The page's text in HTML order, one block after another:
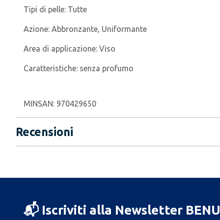
Tipi di pelle: Tutte
Azione: Abbronzante, Uniformante
Area di applicazione: Viso
Caratteristiche: senza profumo
MINSAN: 970429650
Recensioni
📬 Iscriviti alla Newsletter BENU